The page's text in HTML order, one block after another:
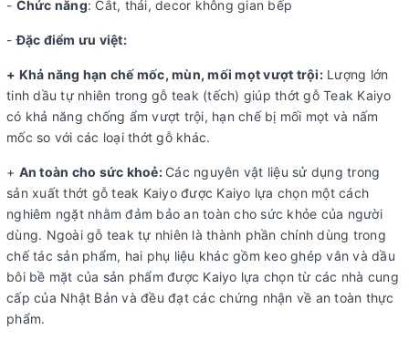
- Chức năng: Cắt, thái, decor không gian bếp
-Đặc điểm ưu việt:
+ Khả năng hạn chế mốc, mùn, mối mọt vượt trội:Lượng lớn
tinh dầu tự nhiên trong gỗ teak (tếch) giúp thớt gỗ Teak Kaiyo
có khả năng chống ẩm vượt trội, hạn chế bị mối mọt và nấm
mốc so với các loại thớt gỗ khác.
+ An toàn cho sức khoẻ: Các nguyên vật liệu sử dụng trong
sản xuất thớt gỗ teak Kaiyo được Kaiyo lựa chọn một cách
nghiêm ngặt nhằm đảm bảo an toàn cho sức khỏe của người
dùng. Ngoài gỗ teak tự nhiên là thành phần chính dùng trong
chế tác sản phẩm, hai phụ liệu khác gồm keo ghép vân và dầu
bôi bề mặt của sản phẩm được Kaiyo lựa chọn từ các nhà cung
cấp của Nhật Bản và đều đạt các chứng nhận về an toàn thực
phẩm.